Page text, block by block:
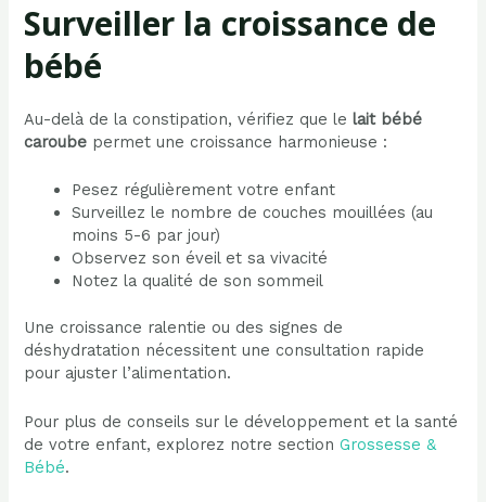
Surveiller la croissance de
bébé
Au-delà de la constipation, vérifiez que lelait bébé
caroube permet une croissance harmonieuse :
Pesez régulièrement votre enfant
Surveillez le nombre de couches mouillées (au
moins 5-6 par jour)
Observez son éveil et sa vivacité
Notez la qualité de son sommeil
Une croissance ralentie ou des signes de
déshydratation nécessitent une consultation rapide
pour ajuster l’alimentation.
Pour plus de conseils sur le développement et la santé
de votre enfant, explorez notre sectionGrossesse &
Bébé.